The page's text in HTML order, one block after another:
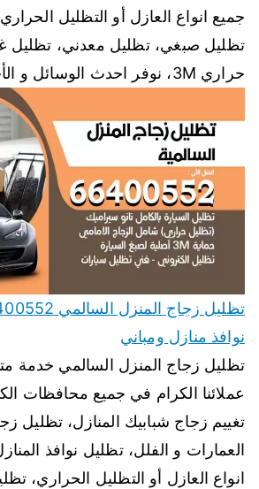
جميع انواع العازل أو التظليل
تظليل صبغي، تظليل معدني، تظليل
حراري 3M، نوفر احدث الوسائل و الأجهزة…
نوافذ منازل ومباني
تظليل زجاج المنزل السالمي خدمة
عملائنا الكرام في جميع محافظات
تغييم زجاج شبابيك المنازل، تظليل
العمارات و الفلل، تظليل نوافذ
انواع العازل أو التظليل الحراري،